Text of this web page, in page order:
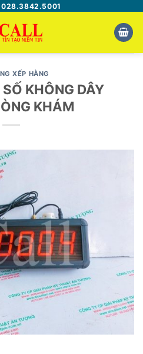
028.3842.5001
XẾP HÀNG
KHÔNG DÂY
KHÁM